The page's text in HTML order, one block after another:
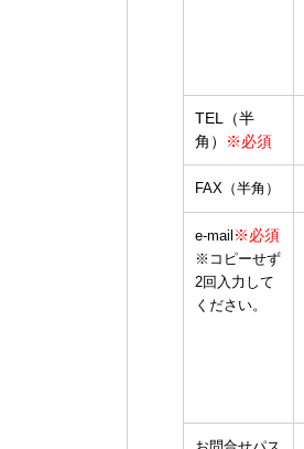
TEL（半
角）
※必須
FAX（半角）
e-mail ※必須
※コピーせず
2回入力して
ください。